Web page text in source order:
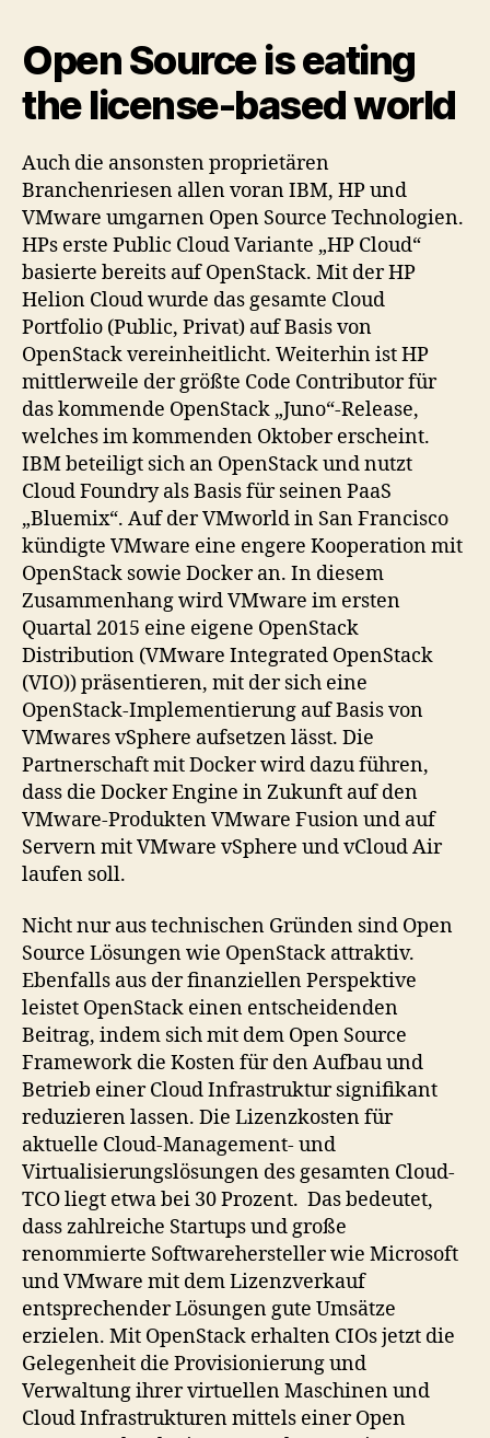
Open Source is eating
the license-based world
Auch die ansonsten proprietären
Branchenriesen allen voran IBM, HP und
VMware umgarnen Open Source Technologien.
HPs erste Public Cloud Variante „HP Cloud“
basierte bereits auf OpenStack. Mit der HP
Helion Cloud wurde das gesamte Cloud
Portfolio (Public, Privat) auf Basis von
OpenStack vereinheitlicht. Weiterhin ist HP
mittlerweile der größte Code Contributor für
das kommende OpenStack „Juno“-Release,
welches im kommenden Oktober erscheint.
IBM beteiligt sich an OpenStack und nutzt
Cloud Foundry als Basis für seinen PaaS
„Bluemix“. Auf der VMworld in San Francisco
kündigte VMware eine engere Kooperation mit
OpenStack sowie Docker an. In diesem
Zusammenhang wird VMware im ersten
Quartal 2015 eine eigene OpenStack
Distribution (VMware Integrated OpenStack
(VIO)) präsentieren, mit der sich eine
OpenStack-Implementierung auf Basis von
VMwares vSphere aufsetzen lässt. Die
Partnerschaft mit Docker wird dazu führen,
dass die Docker Engine in Zukunft auf den
VMware-Produkten VMware Fusion und auf
Servern mit VMware vSphere und vCloud Air
laufen soll.
Nicht nur aus technischen Gründen sind Open
Source Lösungen wie OpenStack attraktiv.
Ebenfalls aus der finanziellen Perspektive
leistet OpenStack einen entscheidenden
Beitrag, indem sich mit dem Open Source
Framework die Kosten für den Aufbau und
Betrieb einer Cloud Infrastruktur signifikant
reduzieren lassen. Die Lizenzkosten für
aktuelle Cloud-Management- und
Virtualisierungslösungen des gesamten Cloud-
TCO liegt etwa bei 30 Prozent. Das bedeutet,
dass zahlreiche Startups und große
renommierte Softwarehersteller wie Microsoft
und VMware mit dem Lizenzverkauf
entsprechender Lösungen gute Umsätze
erzielen. Mit OpenStack erhalten CIOs jetzt die
Gelegenheit die Provisionierung und
Verwaltung ihrer virtuellen Maschinen und
Cloud Infrastrukturen mittels einer Open